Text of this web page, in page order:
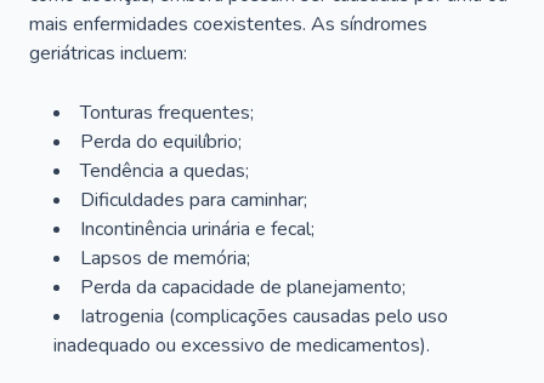
mais enfermidades coexistentes. As síndromes
geriátricas incluem:
Tonturas frequentes;
Perda do equilíbrio;
Tendência a quedas;
Dificuldades para caminhar;
Incontinência urinária e fecal;
Lapsos de memória;
Perda da capacidade de planejamento;
Iatrogenia (complicações causadas pelo uso
inadequado ou excessivo de medicamentos).